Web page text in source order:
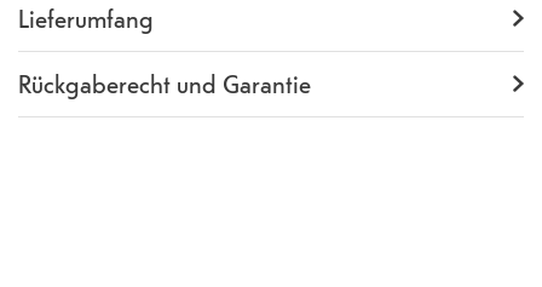
Lieferumfang
Lieferumfang Backcover
Rückgaberecht und Garantie
Garantie
24 Monate